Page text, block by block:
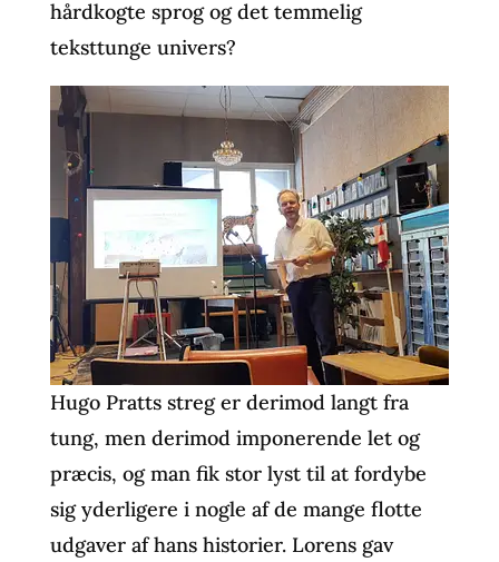
hårdkogte sprog og det temmelig
teksttunge univers?
Hugo Pratts streg er derimod langt fra
tung, men derimod imponerende let og
præcis, og man fik stor lyst til at fordybe
sig yderligere i nogle af de mange flotte
udgaver af hans historier. Lorens gav